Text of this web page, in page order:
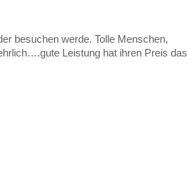
besuchen werde. Tolle Menschen,
Leistung hat ihren Preis das